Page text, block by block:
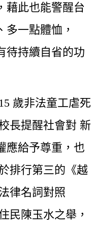
藉此也能警醒台
多一點體恤，
待持續自省的功
歲非法童工虐死
長提醒社會對 新
應給予尊重，也
排行第三的《越
律名詞對照
民陳玉水之舉，